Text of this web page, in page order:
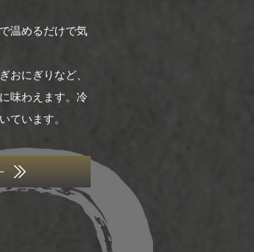
温めるだけで気
おにぎりなど、
味わえます。冷
ています。